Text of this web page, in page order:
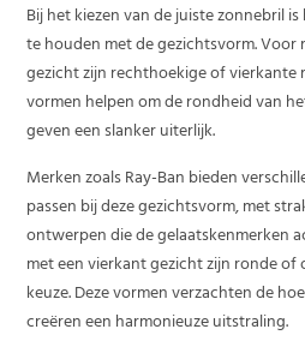
Bij het kiezen van de juiste zonnebril
te houden met de gezichtsvorm. Voor
gezicht zijn rechthoekige of vierkante
vormen helpen om de rondheid van
geven een slanker uiterlijk.
Merken zoals Ray-Ban bieden
passen bij deze gezichtsvorm, met
ontwerpen die de gelaatskenmerken
met een vierkant gezicht zijn ronde
keuze. Deze vormen verzachten de
creëren een harmonieuze uitstraling.